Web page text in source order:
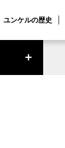
ユンケルの歴史